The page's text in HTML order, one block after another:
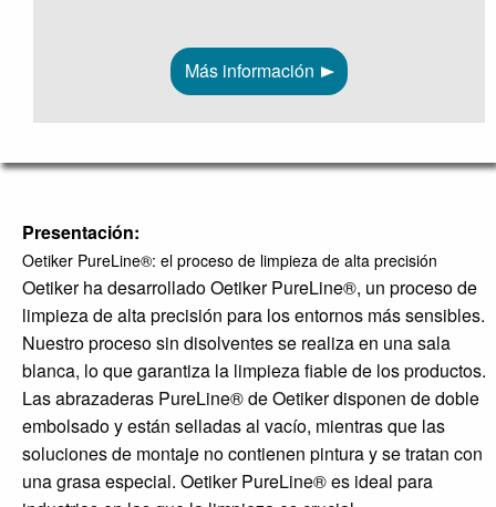
Más información
Presentación:
Oetiker PureLine®: el proceso de limpieza de alta precisión
Oetiker ha desarrollado Oetiker PureLine®, un proceso de
limpieza de alta precisión para los entornos más sensibles.
Nuestro proceso sin disolventes se realiza en una sala
blanca, lo que garantiza la limpieza fiable de los productos.
Las abrazaderas PureLine®de Oetiker disponen de doble
embolsado y están selladas al vacío, mientras que las
soluciones de montaje no contienen pintura y se tratan con
una grasa especial. Oetiker PureLine®es ideal para